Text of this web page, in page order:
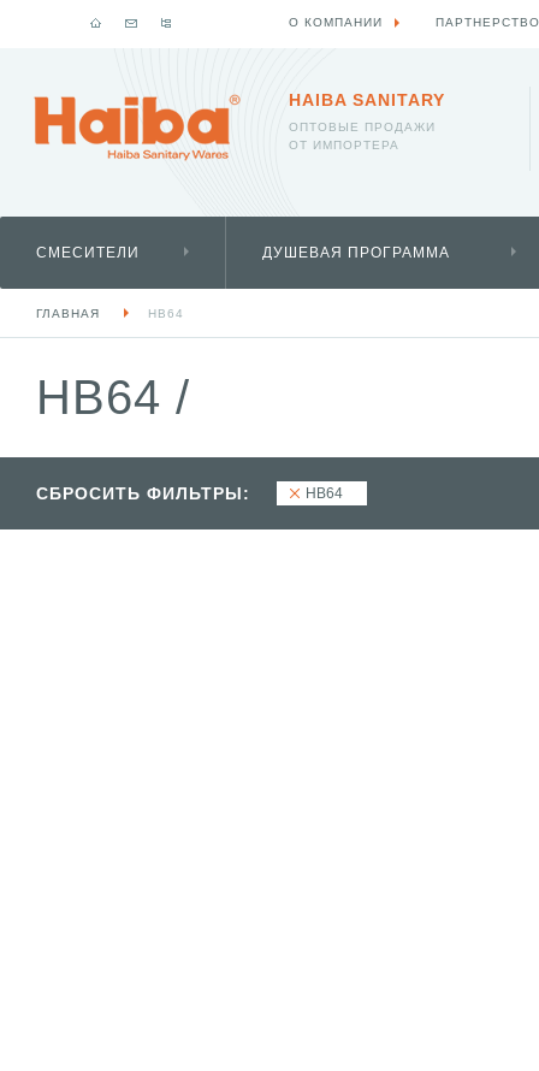
HAIBA SANITARY
ОПТОВЫЕ ПРОДАЖИ
ОТ ИМПОРТЕРА
СМЕСИТЕЛИ ДУШЕВАЯ ПРОГРАММА
ГЛАВНАЯ HB64
HB64 /
СБРОСИТЬ ФИЛЬТРЫ: HB64
О КОМПАНИИ ПАРТНЕРСТВО